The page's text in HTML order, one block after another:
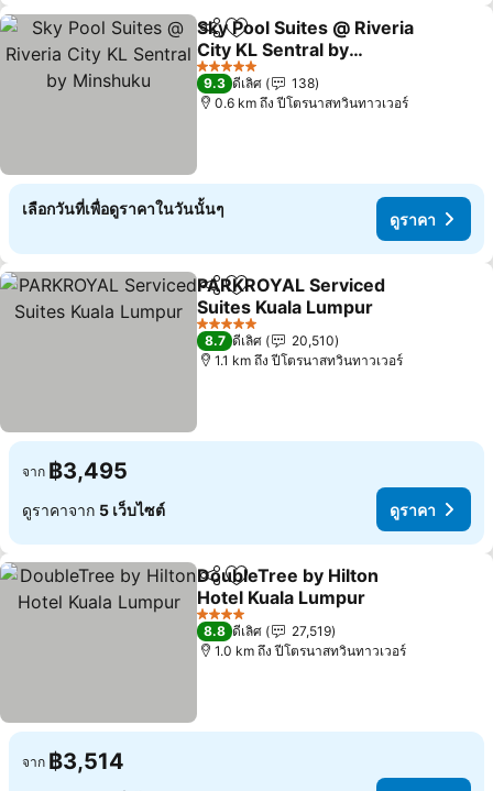
แชร์ เพิ่มในรายการโปรด
Sky Pool Suites @ Riveria
City KL Sentral by
Minshuku
ดูราคา
5 ดาว
9.3 ดีเลิศ
138
0.6 km ถึง ปีโตรนาสทวินทาวเวอร์
เลือกวันที่เพื่อดูราคาในวันนั้นๆ
ดูราคา
แชร์ เพิ่มในรายการโปรด
PARKROYAL Serviced
Suites Kuala Lumpur
ดูราคา
5 ดาว
8.7 ดีเลิศ
20,510
1.1 km ถึง ปีโตรนาสทวินทาวเวอร์
จาก ฿3,495
ดูราคาจาก 5 เว็บไซต์ ดูราคา
แชร์ เพิ่มในรายการโปรด
DoubleTree by Hilton
Hotel Kuala Lumpur
ดูราคา
4 ดาว
8.8 ดีเลิศ
27,519
1.0 km ถึง ปีโตรนาสทวินทาวเวอร์
จาก ฿3,514